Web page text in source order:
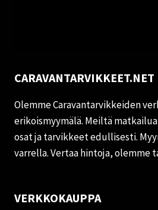
CARAVANTARVIKKEET.NET
Olemme Caravantarvikkeiden
erikoismyymälä. Meiltä
osat ja tarvikkeet edullisesti.
varrella. Vertaa hintoja, olemme
VERKKOKAUPPA